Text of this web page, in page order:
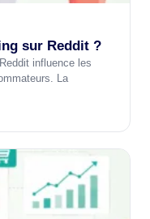
sur Reddit ?
influence les
La